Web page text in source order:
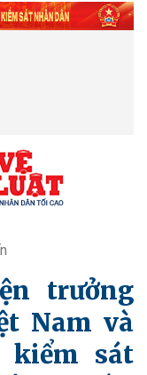
trưởng
Nam và
kiểm sát